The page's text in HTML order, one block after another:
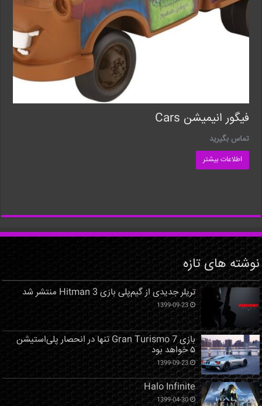
فیگور انیمیشن Cars
تماس بگیرید
اطلاعات بیشتر
نوشته های تازه
تریلر جدیدی از گیم‌پلی بازی Hitman 3 منتشر شد
1399-09-23
بازی Gran Turismo 7 تنها در انحصار پلی‌استیشن
۵ خواهد بود
1399-09-23
Halo Infinite
1399-04-30